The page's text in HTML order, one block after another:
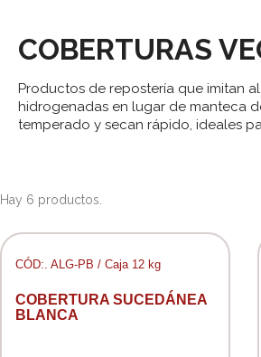
COBERTURAS
Productos de repostería que imitan
hidrogenadas en lugar de manteca
temperado y secan rápido, ideales
Hay 6 productos.
CÓD:. ALG-PB / Caja 12 kg
COBERTURA SUCEDÁNEA
BLANCA